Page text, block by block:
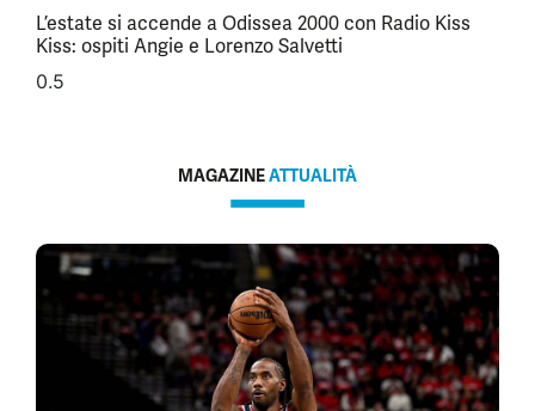
L’estate si accende a Odissea 2000 con Radio Kiss
Kiss: ospiti Angie e Lorenzo Salvetti
MAGAZINEATTUALITÀ